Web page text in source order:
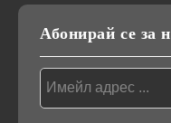
Абонирай се за